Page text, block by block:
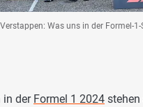
Was uns in der Formel-
in der Formel 1 2024